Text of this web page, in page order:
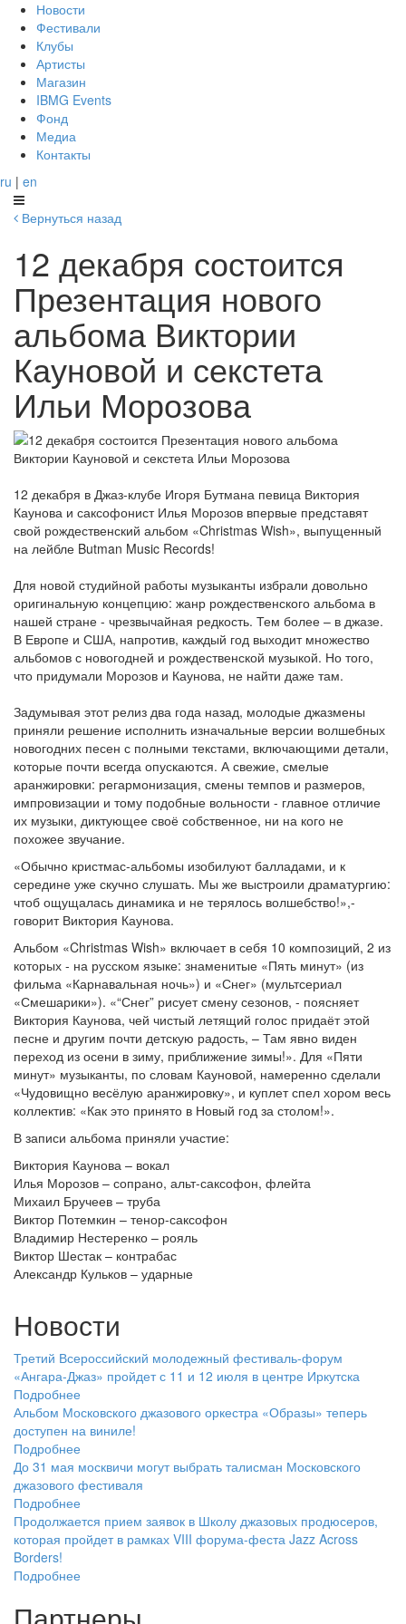
Новости
Фестивали
Клубы
Артисты
Магазин
IBMG Events
Фонд
Медиа
Контакты
ru | en
Вернуться назад
12 декабря состоится
Презентация нового
альбома Виктории
Кауновой и секстета
Ильи Морозова
12 декабря в Джаз-клубе Игоря Бутмана певица Виктория
Каунова и саксофонист Илья Морозов впервые представят
свой рождественский альбом «Christmas Wish», выпущенный
на лейбле Butman Music Records!
Для новой студийной работы музыканты избрали довольно
оригинальную концепцию: жанр рождественского альбома в
нашей стране - чрезвычайная редкость. Тем более – в джазе.
В Европе и США, напротив, каждый год выходит множество
альбомов с новогодней и рождественской музыкой. Но того,
что придумали Морозов и Каунова, не найти даже там.
Задумывая этот релиз два года назад, молодые джазмены
приняли решение исполнить изначальные версии волшебных
новогодних песен с полными текстами, включающими детали,
которые почти всегда опускаются. А свежие, смелые
аранжировки: регармонизация, смены темпов и размеров,
импровизации и тому подобные вольности - главное отличие
их музыки, диктующее своё собственное, ни на кого не
похожее звучание.
«Обычно кристмас-альбомы изобилуют балладами, и к
середине уже скучно слушать. Мы же выстроили драматургию:
чтоб ощущалась динамика и не терялось волшебство!»,-
говорит Виктория Каунова.
Альбом «Christmas Wish» включает в себя 10 композиций, 2 из
которых - на русском языке: знаменитые «Пять минут» (из
фильма «Карнавальная ночь») и «Снег» (мультсериал
«Смешарики»). «“Снег” рисует смену сезонов, - поясняет
Виктория Каунова, чей чистый летящий голос придаёт этой
песне и другим почти детскую радость, – Там явно виден
переход из осени в зиму, приближение зимы!». Для «Пяти
минут» музыканты, по словам Кауновой, намеренно сделали
«Чудовищно весёлую аранжировку», и куплет спел хором весь
коллектив: «Как это принято в Новый год за столом!».
В записи альбома приняли участие:
Виктория Каунова – вокал
Илья Морозов – сопрано, альт-саксофон, флейта
Михаил Бручеев – труба
Виктор Потемкин – тенор-саксофон
Владимир Нестеренко – рояль
Виктор Шестак – контрабас
Александр Кульков – ударные
Новости
Третий Всероссийский молодежный фестиваль-форум
«Ангара-Джаз» пройдет с 11 и 12 июля в центре Иркутска
Подробнее
Альбом Московского джазового оркестра «Образы» теперь
доступен на виниле!
Подробнее
До 31 мая москвичи могут выбрать талисман Московского
джазового фестиваля
Подробнее
Продолжается прием заявок в Школу джазовых продюсеров,
которая пройдет в рамках VIII форума-феста Jazz Across
Borders!
Подробнее